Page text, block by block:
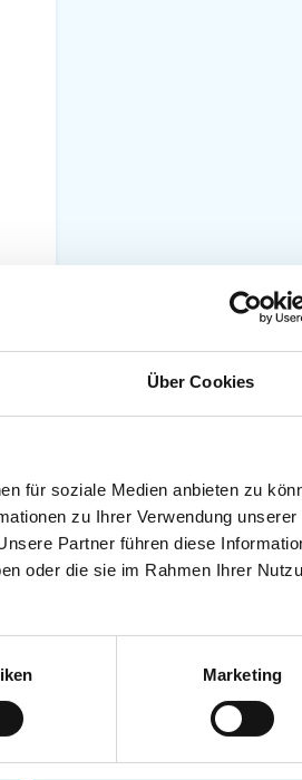
Über Cookies
für soziale Medien anbieten zu
zu Ihrer Verwendung unserer
Partner führen diese
oder die sie im Rahmen Ihrer
Marketing